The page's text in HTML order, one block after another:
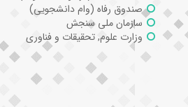
صندوق رفاه (وام دانشجویی)
سازمان ملی سنجش
وزارت علوم, تحقیقات و فناوری